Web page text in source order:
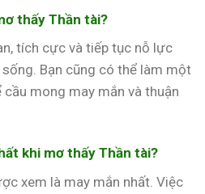
thấy Thần tài?
tích cực và tiếp tục nỗ lực
Bạn cũng có thể làm một
mong may mắn và thuận
khi mơ thấy Thần tài?
xem là may mắn nhất. Việc